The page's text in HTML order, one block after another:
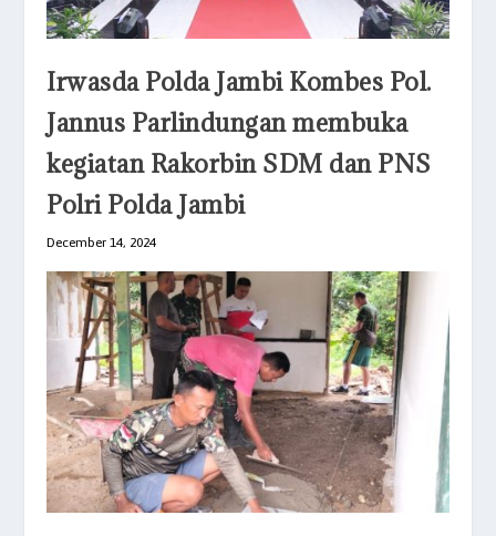
Irwasda Polda Jambi Kombes Pol.
Jannus Parlindungan membuka
kegiatan Rakorbin SDM dan PNS
Polri Polda Jambi
December 14, 2024